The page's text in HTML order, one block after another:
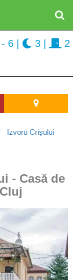
Izvoru Crișului
- Casă de
6 3 2